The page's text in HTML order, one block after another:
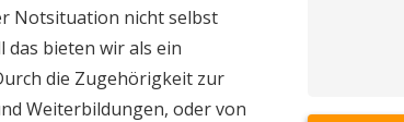
Notsituation nicht selbst
das bieten wir als ein
die Zugehörigkeit zur
Weiterbildungen, oder von